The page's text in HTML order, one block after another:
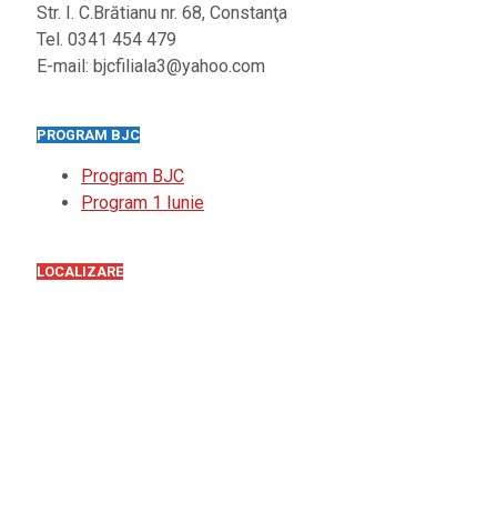
Str. I. C.Brătianu nr. 68, Constanţa
Tel. 0341 454 479
E-mail: bjcfiliala3@yahoo.com
PROGRAM BJC
Program BJC
Program 1 Iunie
LOCALIZARE